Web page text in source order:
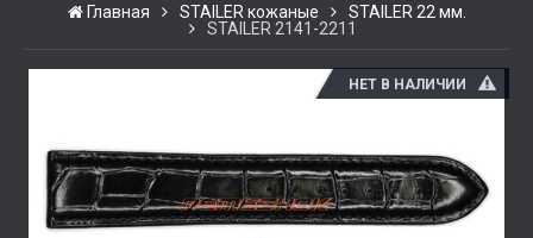
Главная STAILER кожаные
STAILER 22 мм.
STAILER 2141-2211
НЕТ В НАЛИЧИИ